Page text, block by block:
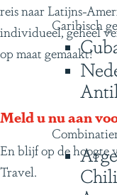
Caribisch
Chili
reis naar Latijns-
individueel, geheel
op maat gemaakt!
Meld u nu aan
En blijf op de hoogte
Travel.